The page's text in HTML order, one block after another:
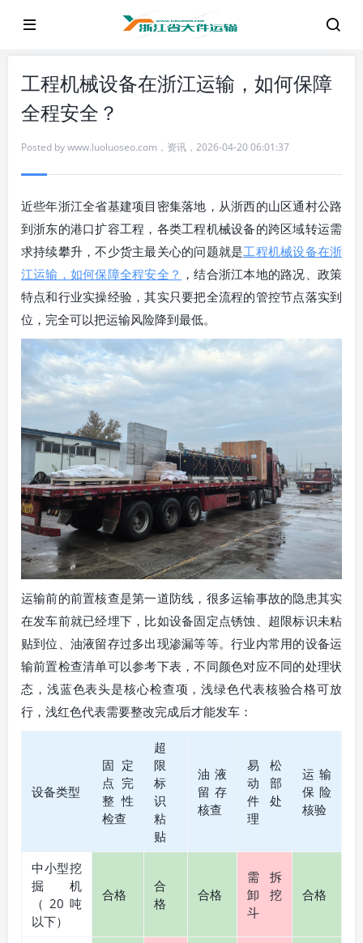
工程机械设备在浙江运输，如何保障
全程安全？
Posted bywww.luoluoseo.com ， 资讯 ， 2026-04-20 06:01:37
近些年浙江全省基建项目密集落地，从浙西的山区通村公路
到浙东的港口扩容工程，各类工程机械设备的跨区域转运需
求持续攀升，不少货主最关心的问题就是工程机械设备在浙
江运输，如何保障全程安全？ ，结合浙江本地的路况、政策
特点和行业实操经验，其实只要把全流程的管控节点落实到
位，完全可以把运输风险降到最低。
运输前的前置核查是第一道防线，很多运输事故的隐患其实
在发车前就已经埋下，比如设备固定点锈蚀、超限标识未粘
贴到位、油液留存过多出现渗漏等等。行业内常用的设备运
输前置检查清单可以参考下表，不同颜色对应不同的处理状
态，浅蓝色表头是核心检查项，浅绿色代表核验合格可放
行，浅红色代表需要整改完成后才能发车：
设备类型
固定
点完
整性
检查
超
限
标
识
粘
贴
油液
留存
核查
易松
动部
件处
理
运输
保险
核验
中小型挖
掘机
（20吨
以下）
合格
合
格
合格
需拆
卸挖
斗
合格